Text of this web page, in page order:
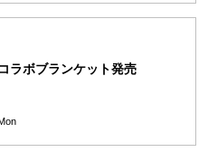
ラボブランケット発売